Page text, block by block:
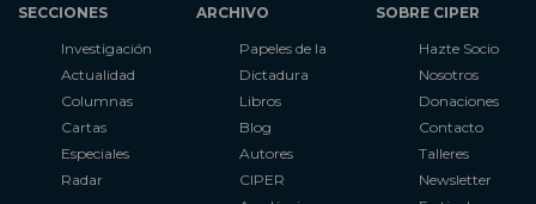
SECCIONES
Investigación
Actualidad
Columnas
Cartas
Especiales
Radar
ARCHIVO
Papeles de la
Dictadura
Libros
Blog
Autores
CIPER
SOBRE CIPER
Hazte Socio
Nosotros
Donaciones
Contacto
Talleres
Newsletter